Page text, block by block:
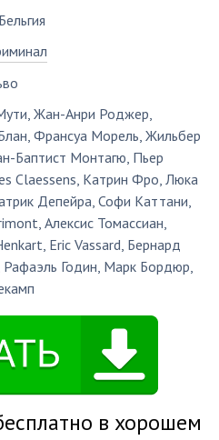
,Жан-Анри Роджер,
,Франсуа Морель,Жильбер
Баптист Монтагю, Пьер
Claessens, Катрин Фро,Люка
Депейра,Софи Каттани,
,Алексис Томассиан,
, Eric Vassard, Бернард
Рафаэль Годин, Марк Бордюр,
в хорошем